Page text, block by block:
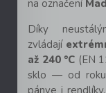
na označení
Díky
zvládají
až 240 °C (EN
sklo — od roku